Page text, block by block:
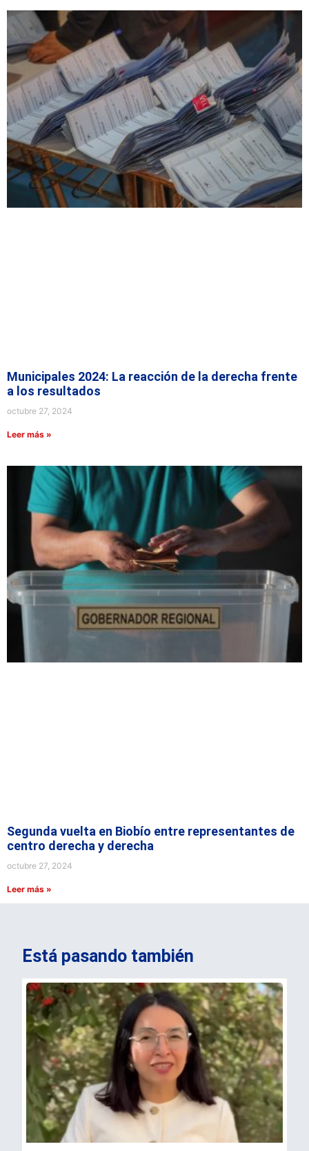
Municipales 2024: La reacción de la derecha frente
a los resultados
octubre 27, 2024
Leer más »
Segunda vuelta en Biobío entre representantes de
centro derecha y derecha
octubre 27, 2024
Leer más »
Está pasando también